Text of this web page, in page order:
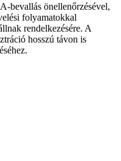
bevallás önellenőrzésével,
folyamatokkal
rendelkezésére. A
hosszú távon is